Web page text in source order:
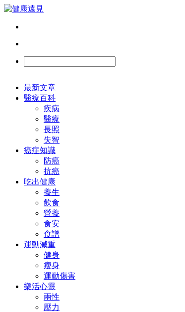
最新文章
醫療百科
疾病
醫療
長照
失智
癌症知識
防癌
抗癌
吃出健康
養生
飲食
營養
食安
食譜
運動減重
健身
瘦身
運動傷害
樂活心靈
兩性
壓力